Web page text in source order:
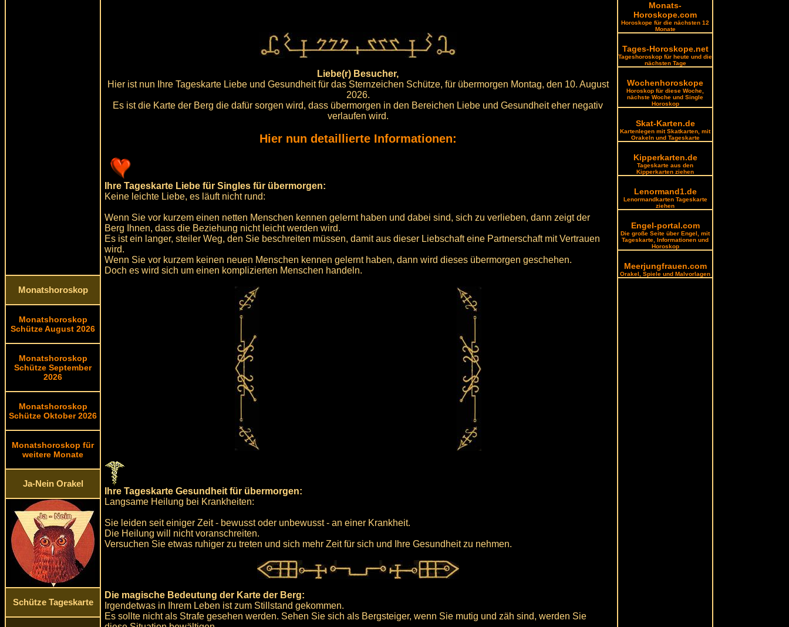
Monatshoroskop
Monatshoroskop
Schütze August 2026
Monatshoroskop
Schütze September
2026
Monatshoroskop
Schütze Oktober 2026
Monatshoroskop für
weitere Monate
Ja-Nein Orakel
Schütze Tageskarte
Liebe(r) Besucher,
Hier ist nun Ihre Tageskarte Liebe und Gesundheit für das Sternzeichen Schütze, für übermorgen Montag, den 10. August
2026.
Es ist die Karte der Berg die dafür sorgen wird, dass übermorgen in den Bereichen Liebe und Gesundheit eher negativ
verlaufen wird.
Hier nun detaillierte Informationen:
Ihre Tageskarte Liebe für Singles für übermorgen:
Keine leichte Liebe, es läuft nicht rund:
Wenn Sie vor kurzem einen netten Menschen kennen gelernt haben und dabei sind, sich zu verlieben, dann zeigt der
Berg Ihnen, dass die Beziehung nicht leicht werden wird.
Es ist ein langer, steiler Weg, den Sie beschreiten müssen, damit aus dieser Liebschaft eine Partnerschaft mit Vertrauen
wird.
Wenn Sie vor kurzem keinen neuen Menschen kennen gelernt haben, dann wird dieses übermorgen geschehen.
Doch es wird sich um einen komplizierten Menschen handeln.
Ihre Tageskarte Gesundheit für übermorgen:
Langsame Heilung bei Krankheiten:
Sie leiden seit einiger Zeit - bewusst oder unbewusst - an einer Krankheit.
Die Heilung will nicht voranschreiten.
Versuchen Sie etwas ruhiger zu treten und sich mehr Zeit für sich und Ihre Gesundheit zu nehmen.
Die magische Bedeutung der Karte der Berg:
Irgendetwas in Ihrem Leben ist zum Stillstand gekommen.
Es sollte nicht als Strafe gesehen werden. Sehen Sie sich als Bergsteiger, wenn Sie mutig und zäh sind, werden Sie
Monats-
Horoskope.com
Horoskope für die nächsten 12
Monate
Tages-Horoskope.net
Tageshoroskop für heute und die
nächsten Tage
Wochenhoroskope
Horoskop für diese Woche,
nächste Woche und Single
Horoskop
Skat-Karten.de
Kartenlegen mit Skatkarten, mit
Orakeln und Tageskarte
Kipperkarten.de
Tageskarte aus den
Kipperkarten ziehen
Lenormand1.de
Lenormandkarten Tageskarte
ziehen
Engel-portal.com
Die große Seite über Engel, mit
Tageskarte, Informationen und
Horoskop
Meerjungfrauen.com
Orakel, Spiele und Malvorlagen